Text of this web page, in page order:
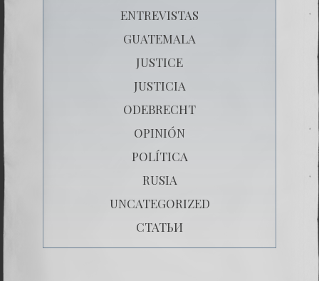
ENTREVISTAS
GUATEMALA
JUSTICE
JUSTICIA
ODEBRECHT
OPINIÓN
POLÍTICA
RUSIA
UNCATEGORIZED
СТАТЬИ